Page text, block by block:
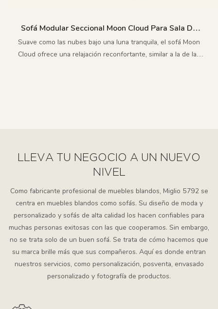
Sofá Modular Seccional Moon Cloud Para Sala De
Estar M155-A
Suave como las nubes bajo una luna tranquila, el sofá Moon
Cloud ofrece una relajación reconfortante, similar a la de las
LLEVA TU NEGOCIO A UN NUEVO
NIVEL
Como fabricante profesional de muebles blandos, Miglio 5792 se
centra en muebles blandos como sofás. Su diseño de moda y
personalizado y sofás de alta calidad los hacen confiables para
muchas personas exitosas con las que cooperamos. Sin embargo,
no se trata solo de un buen sofá. Se trata de cómo hacemos que
su marca brille más que sus compañeros. Aquí es donde entran
nuestros servicios, como personalización, posventa, envasado
personalizado y fotografía de productos.